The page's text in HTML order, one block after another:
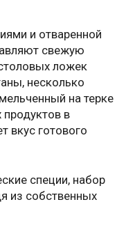
и отваренной
свежую
ложек
несколько
на терке
в
вкус готового
специи, набор
из собственных